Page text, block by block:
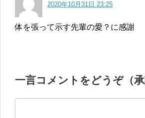
2020年10月31日 23:25
体を張って示す先輩の愛？に感謝
一言コメントをどうぞ（